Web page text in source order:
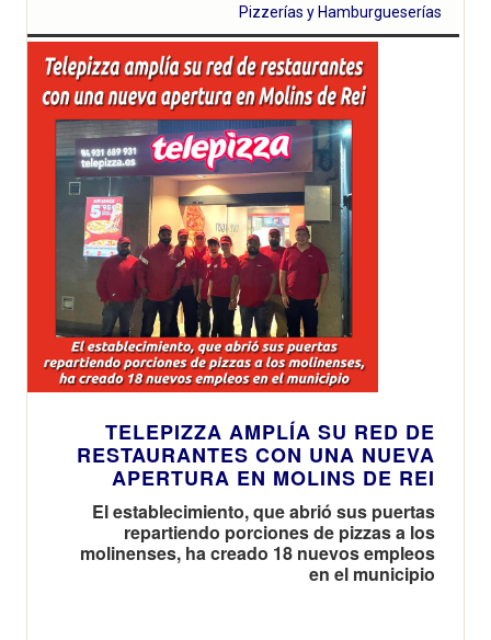
Telepizza se
adelanta al Día
de la Pizza
tradición,
creatividad y
experiencias
memorables
para sus
clientes de cara
reforzando su
liderazgo en
Pizzerías y Hamburgueserías
TELEPIZZA AMPLÍA SU RED DE
RESTAURANTES CON UNA NUEVA
APERTURA EN MOLINS DE REI
El establecimiento, que abrió sus puertas
repartiendo porciones de pizzas a los
molinenses, ha creado 18 nuevos empleos
en el municipio